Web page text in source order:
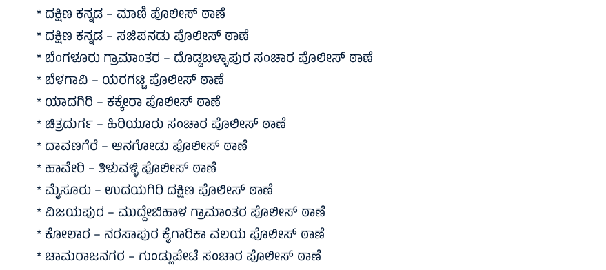
* ದಕ್ಷಿಣ ಕನ್ನಡ – ಮಾಣಿ ಪೊಲೀಸ್ ಠಾಣೆ
* ದಕ್ಷಿಣ ಕನ್ನಡ – ಸಜಿಪನಡು ಪೊಲೀಸ್ ಠಾಣೆ
* ಬೆಂಗಳೂರು ಗ್ರಾಮಾಂತರ – ದೊಡ್ಡಬಳ್ಳಾಪುರ ಸಂಚಾರ ಪೊಲೀಸ್ ಠಾಣೆ
* ಬೆಳಗಾವಿ – ಯರಗಟ್ಟಿ ಪೊಲೀಸ್ ಠಾಣೆ
* ಯಾದಗಿರಿ – ಕಕ್ಕೇರಾ ಪೊಲೀಸ್ ಠಾಣೆ
* ಚಿತ್ರದುರ್ಗ – ಹಿರಿಯೂರು ಸಂಚಾರ ಪೊಲೀಸ್ ಠಾಣೆ
* ದಾವಣಗೆರೆ – ಆನಗೋಡು ಪೊಲೀಸ್ ಠಾಣೆ
* ಹಾವೇರಿ – ತಿಳುವಳ್ಳಿ ಪೊಲೀಸ್ ಠಾಣೆ
* ಮೈಸೂರು – ಉದಯಗಿರಿ ದಕ್ಷಿಣ ಪೊಲೀಸ್ ಠಾಣೆ
* ವಿಜಯಪುರ – ಮುದ್ದೇಬಿಹಾಳ ಗ್ರಾಮಾಂತರ ಪೊಲೀಸ್ ಠಾಣೆ
* ಕೋಲಾರ – ನರಸಾಪುರ ಕೈಗಾರಿಕಾ ವಲಯ ಪೊಲೀಸ್ ಠಾಣೆ
* ಚಾಮರಾಜನಗರ – ಗುಂಡ್ಲುಪೇಟೆ ಸಂಚಾರ ಪೊಲೀಸ್ ಠಾಣೆ